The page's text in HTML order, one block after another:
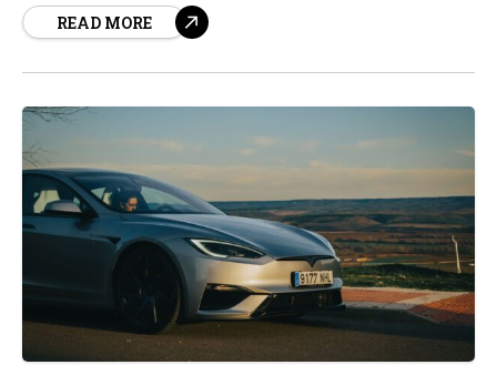
el ejército de piratas informáticos chinos ha
READ MORE